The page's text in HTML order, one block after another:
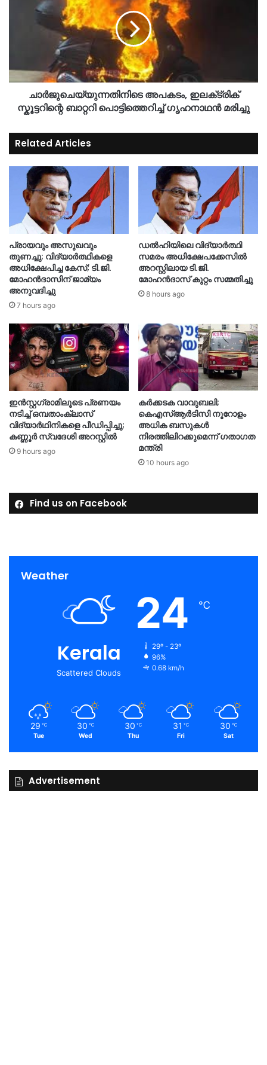
ചാർജുചെയ്യുന്നതിനിടെ അപകടം, ഇലക്‌ട്രിക്
സ്കൂട്ടറിന്റെ ബാറ്ററി പൊട്ടിത്തെറിച്ച് ഗൃഹനാഥൻ മരിച്ചു
Related Articles
പ്രായവും അസുഖവും
തുണച്ചു; വിദ്യാർത്ഥികളെ
അധിക്ഷേപിച്ച കേസ്; ടി.ജി.
മോഹൻദാസിന് ജാമ്യം
അനുവദിച്ചു
7 hours ago
ഡൽഹിയിലെ വിദ്യാർത്ഥി
സമരം അധിക്ഷേപക്കേസിൽ
അറസ്റ്റിലായ ടി.ജി.
മോഹൻദാസ് കുറ്റം സമ്മതിച്ചു
8 hours ago
ഇൻസ്റ്റഗ്രാമിലൂടെ പ്രണയം
നടിച്ച് ഒമ്പതാംക്ലാസ്
വിദ്യാർഥിനികളെ പീഡിപ്പിച്ചു;
കണ്ണൂർ സ്വദേശി അറസ്റ്റിൽ
9 hours ago
കർക്കടക വാവുബലി;
കെഎസ്ആർടിസി നൂറോളം
അധിക ബസുകൾ
നിരത്തിലിറക്കുമെന്ന് ഗതാഗത
മന്ത്രി
10 hours ago
Find us on Facebook
Weather
Kerala
Scattered Clouds
24 ℃
29º - 23º
96%
0.68 km/h
29 ℃
Tue
30 ℃
Wed
30 ℃
Thu
31 ℃
Fri
30 ℃
Sat
Advertisement